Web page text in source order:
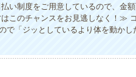
い制度をご用意しているので、金
このチャンスをお見逃しなく！≫
で「ジッとしているより体を動かし